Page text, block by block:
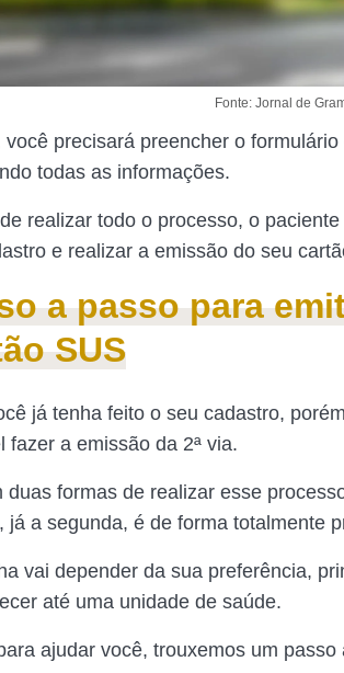
Fonte: Jornal de
você precisará preencher o
todas as informações.
realizar todo o processo, o
e realizar a emissão do seu
a passo para
SUS
já tenha feito o seu cadastro,
fazer a emissão da 2ª via.
duas formas de realizar esse
já a segunda, é de forma totalmente
vai depender da sua preferência,
até uma unidade de saúde.
ajudar você, trouxemos um